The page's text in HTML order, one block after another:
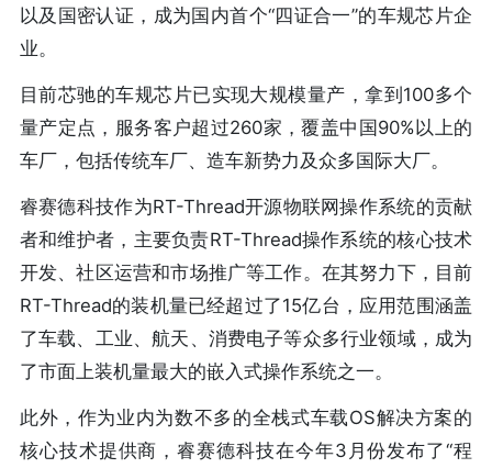
以及国密认证，成为国内首个“四证合一”的车规芯片企
业。
目前芯驰的车规芯片已实现大规模量产，拿到100多个
量产定点，服务客户超过260家，覆盖中国90%以上的
车厂，包括传统车厂、造车新势力及众多国际大厂。
睿赛德科技作为RT-Thread开源物联网操作系统的贡献
者和维护者，主要负责RT-Thread操作系统的核心技术
开发、社区运营和市场推广等工作。在其努力下，目前
RT-Thread的装机量已经超过了15亿台，应用范围涵盖
了车载、工业、航天、消费电子等众多行业领域，成为
了市面上装机量最大的嵌入式操作系统之一。
此外，作为业内为数不多的全栈式车载OS解决方案的
核心技术提供商，睿赛德科技在今年3月份发布了“程